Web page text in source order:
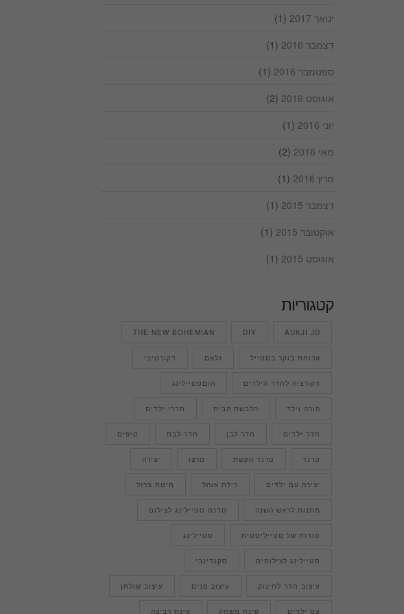
ינואר 2017
(1)
דצמבר 2016
(1)
ספטמבר 2016
(1)
אוגוסט 2016
(2)
יוני 2016
(1)
מאי 2016
(2)
מרץ 2016
(1)
דצמבר 2015
(1)
אוקטובר 2015
(1)
אוגוסט 2015
(1)
קטגוריות
AUKJI JD
DIY
THE NEW BOHEMIAN
ארוחת בוקר בסטייל גלאם דקורטיבי
דקורציה לחדר הילדים הוםסטיילינג
הורה וילד הלבשת הבית חדרי ילדים
חדר ילדים חדר לבן חדר לבת טיפים
טרנד טרנד הקשת טרצו יצירה
יצירה עם ילדים כילת אוהל מיטת ברזל
מתנות לראש השנה סדנת סטיילינג לצילום
סודות של סטייליסטית סטיילינג
סטיילינג לצילומים סקנדינבי
עיצוב חדר לתינוק עיצוב פנים עיצוב שולחן
עם ילדים פינת משחק פינת רביצה